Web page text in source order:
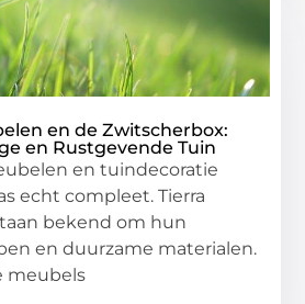
en de Zwitscherbox:
en Rustgevende Tuin
en tuindecoratie
echt compleet. Tierra
bekend om hun
en duurzame materialen.
meubels